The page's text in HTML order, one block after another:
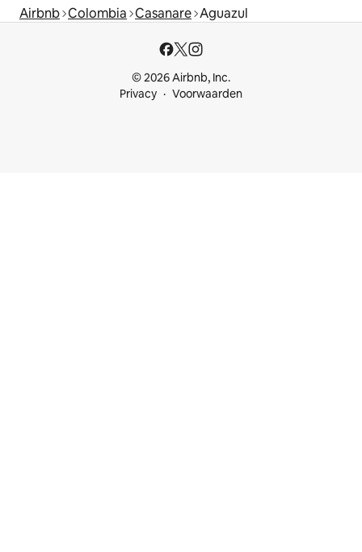
Airbnb Colombia Casanare Aguazul
© 2026 Airbnb, Inc.
Privacy
Voorwaarden